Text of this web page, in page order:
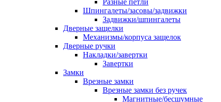
Разные петли
Шпингалеты/засовы/задвижки
Задвижки/шпингалеты
Дверные защелки
Механизмы/корпуса защелок
Дверные ручки
Накладки/завертки
Завертки
Замки
Врезные замки
Врезные замки без ручек
Магнитные/бесшумные